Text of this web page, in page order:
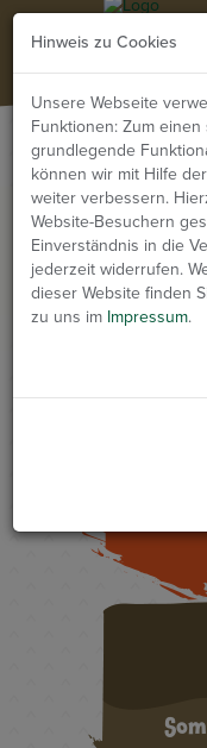
Mi.,
Hinweis zu Cookies
Unsere Webseite
Funktionen: Zum
grundlegende
können wir mit Hilfe
weiter verbessern.
Website-Besuchern
Einverständnis in die
jederzeit widerrufen.
dieser Website finden
zu uns im Impressum.